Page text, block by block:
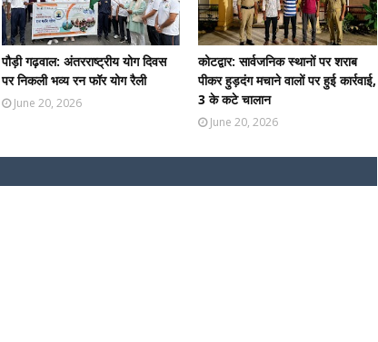
पौड़ी गढ़वाल: अंतरराष्ट्रीय योग दिवस
पर निकली भव्य रन फॉर योग रैली
June 20, 2026
कोटद्वार: सार्वजनिक स्थानों पर शराब
पीकर हुड़दंग मचाने वालों पर हुई कार्रवाई,
3 के कटे चालान
June 20, 2026